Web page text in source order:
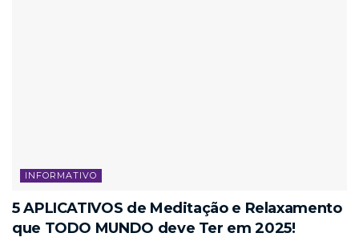
INFORMATIVO
5 APLICATIVOS de Meditação e Relaxamento
que TODO MUNDO deve Ter em 2025!